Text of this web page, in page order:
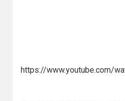
https://www.youtube.com/